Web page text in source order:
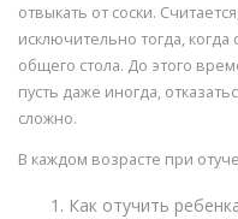
отвыкать от соски.
исключительно тогда,
общего стола. До этого
пусть даже иногда,
сложно.
В каждом возрасте при
Как отучить